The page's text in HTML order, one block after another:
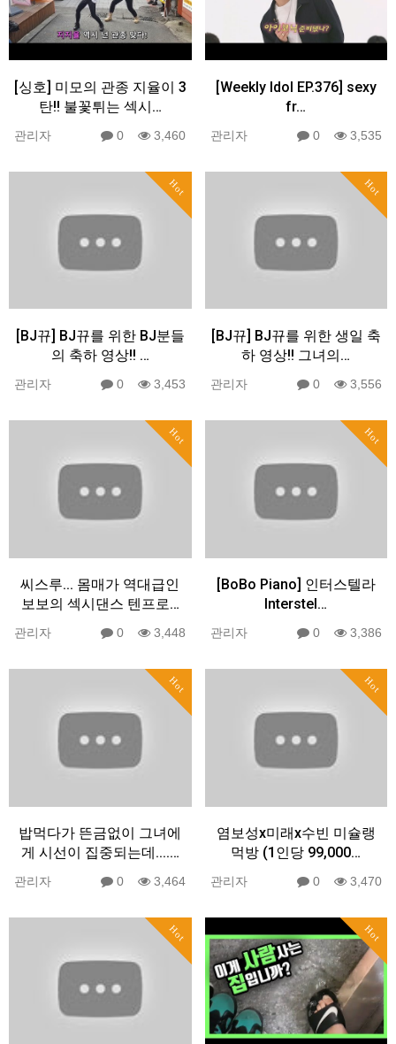
[싱호] 미모의 관종 지율이 3
탄!! 불꽃튀는 섹시…
관리자 0 3,460
[Weekly Idol EP.376] sexy
fr…
관리자 0 3,535
Hot
[BJ뀨] BJ뀨를 위한 BJ분들
의 축하 영상!! …
관리자 0 3,453
Hot
[BJ뀨] BJ뀨를 위한 생일 축
하 영상!! 그녀의…
관리자 0 3,556
Hot
씨스루... 몸매가 역대급인
보보의 섹시댄스 텐프로…
관리자 0 3,448
Hot
[BoBo Piano] 인터스텔라
Interstel…
관리자 0 3,386
Hot
밥먹다가 뜬금없이 그녀에
게 시선이 집중되는데....…
관리자 0 3,464
Hot
염보성x미래x수빈 미슐랭
먹방 (1인당 99,000…
관리자 0 3,470
Hot Hot